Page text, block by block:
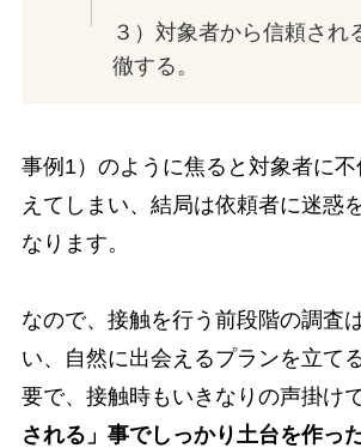
３）対象者から信頼され
徹する。
事例1）のように焦ると対象者に
えてしまい、結局は依頼者に迷惑
なります。
なので、接触を行う前段階の調査
い、自然に出会えるプランを立て
要で、接触時もいきなりの声掛け
される」事でしっかり土台を作っ